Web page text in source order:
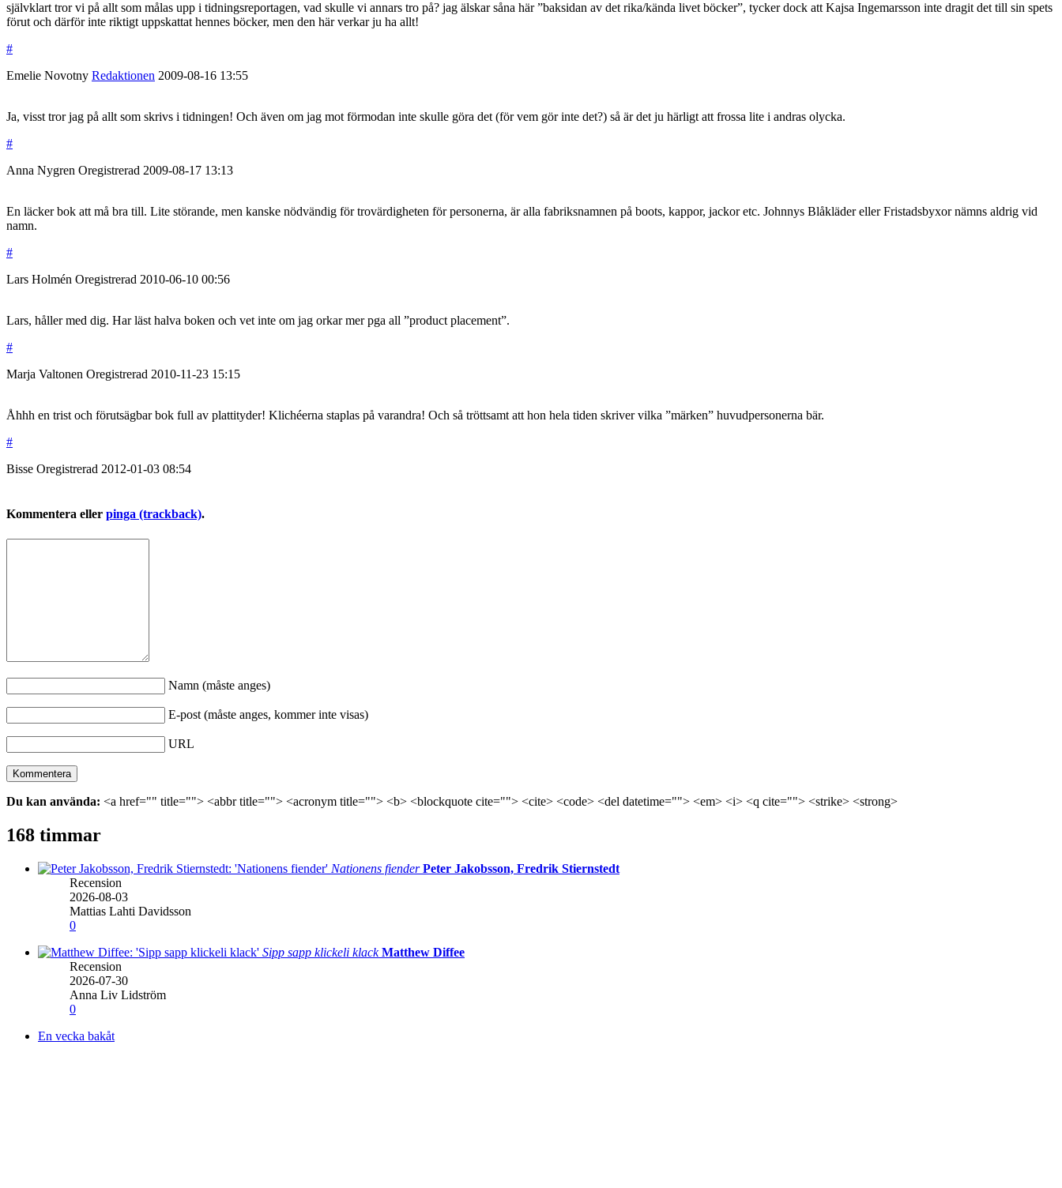
självklart tror vi på allt som målas upp i tidningsreportagen, vad skulle vi annars tro på? jag älskar såna här ”baksidan av det rika/kända livet böcker”, tycker dock att Kajsa Ingemarsson inte dragit det till sin spets
förut och därför inte riktigt uppskattat hennes böcker, men den här verkar ju ha allt!
#
Emelie Novotny Redaktionen 2009-08-16 13:55
Ja, visst tror jag på allt som skrivs i tidningen! Och även om jag mot förmodan inte skulle göra det (för vem gör inte det?) så är det ju härligt att frossa lite i andras olycka.
#
Anna Nygren Oregistrerad 2009-08-17 13:13
En läcker bok att må bra till. Lite störande, men kanske nödvändig för trovärdigheten för personerna, är alla fabriksnamnen på boots, kappor, jackor etc. Johnnys Blåkläder eller Fristadsbyxor nämns aldrig vid
namn.
#
Lars Holmén Oregistrerad 2010-06-10 00:56
Lars, håller med dig. Har läst halva boken och vet inte om jag orkar mer pga all ”product placement”.
#
Marja Valtonen Oregistrerad 2010-11-23 15:15
Åhhh en trist och förutsägbar bok full av plattityder! Klichéerna staplas på varandra! Och så tröttsamt att hon hela tiden skriver vilka ”märken” huvudpersonerna bär.
#
Bisse Oregistrerad 2012-01-03 08:54
Kommentera eller pinga (trackback).
Namn (måste anges)
E-post (måste anges, kommer inte visas)
URL
Du kan använda: <a href="" title=""> <abbr title=""> <acronym title=""> <b> <blockquote cite=""> <cite> <code> <del datetime=""> <em> <i> <q cite=""> <strike> <strong>
168 timmar
Nationens fiender Peter Jakobsson, Fredrik Stiernstedt
Recension
2026-08-03
Mattias Lahti Davidsson
0
Sipp sapp klickeli klack Matthew Diffee
Recension
2026-07-30
Anna Liv Lidström
0
En vecka bakåt